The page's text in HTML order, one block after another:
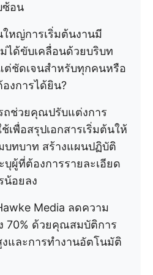
ซ้อน
หญ่การเริ่มต้นงานมี
ได้ขับเคลื่อนด้วยบริบท
ต่ชัดเจนสำหรับทุกคนหรือ
งการได้ยิน?
ถช่วยคุณปรับแต่งการ
เพื่อสรุปเอกสารเริ่มต้นให้
บทบาท สร้างแผนปฏิบัติ
ผู้ที่ต้องการรายละเอียด
น้อยลง
Media ลดความ
70% ด้วยคุณสมบัติการ
และการทำงานอัตโนมัติ